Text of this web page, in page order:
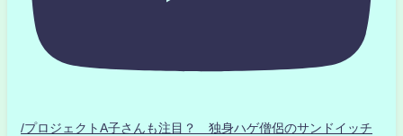
/プロジェクトA子さんも注目？ 独身ハゲ僧侶のサンドイッチ